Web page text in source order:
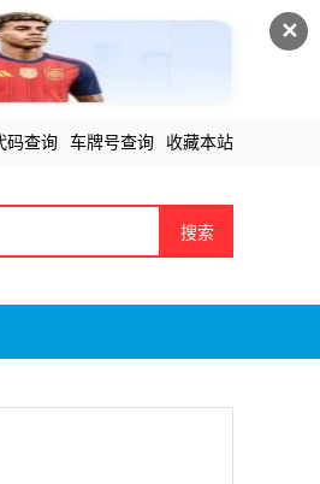
✕
码查询 车牌号查询 收藏本站
搜索